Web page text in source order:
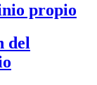
propio
del